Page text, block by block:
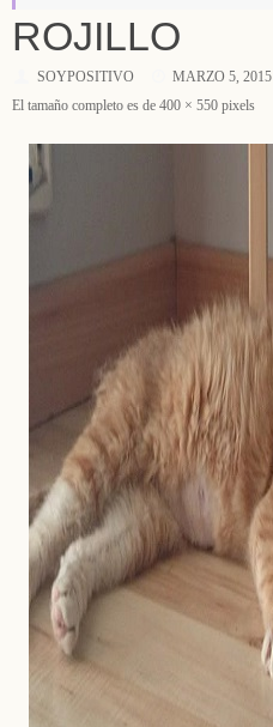
ROJILLO
SOYPOSITIVO
MARZO 5, 2015
El tamaño completo es de 400 × 550 pixels